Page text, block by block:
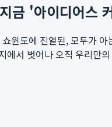
금 '아이디어스
윈도에 진열된, 모두가
에서 벗어나 오직 우리만